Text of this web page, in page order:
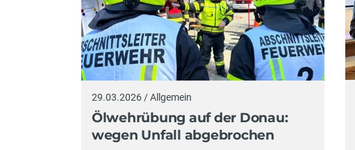
29.03.2026 / Allgemein
Ölwehrübung auf der Donau:
wegen Unfall abgebrochen